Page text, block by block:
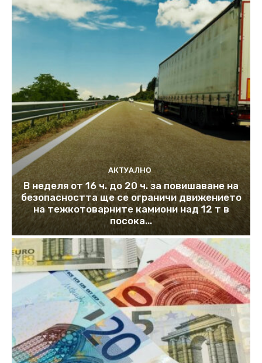
АКТУАЛНО
В неделя от 16 ч. до 20 ч. за повишаване на
безопасността ще се ограничи движението
на тежкотоварните камиони над 12 т в
посока...